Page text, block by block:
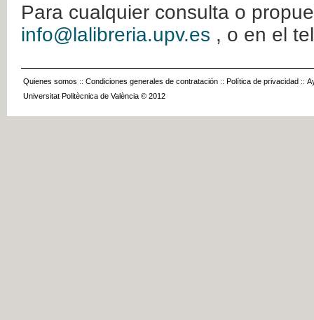
Para cualquier consulta o
info@lalibreria.upv.es , o en el
Quienes somos :: Condiciones generales de contratación :: Política de privacidad ::
Universitat Politècnica de València © 2012